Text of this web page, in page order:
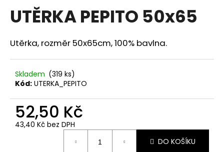
produktu
je
z
5
hvězdiček.
UTĚRKA PEPITO 50x65
Utěrka, rozměr 50x65cm, 100% bavlna.
Skladem (319 ks)
Kód: UTERKA_PEPITO
52,50 Kč
43,40 Kč bez DPH
DO KOŠÍKU
a
j
í
t
?